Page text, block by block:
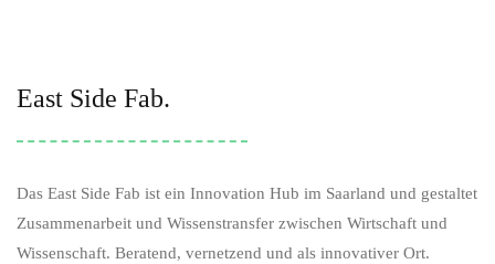
East Side Fab.
Das East Side Fab ist ein Innovation Hub im Saarland und gestaltet
Zusammenarbeit und Wissenstransfer zwischen Wirtschaft und
Wissenschaft. Beratend, vernetzend und als innovativer Ort.